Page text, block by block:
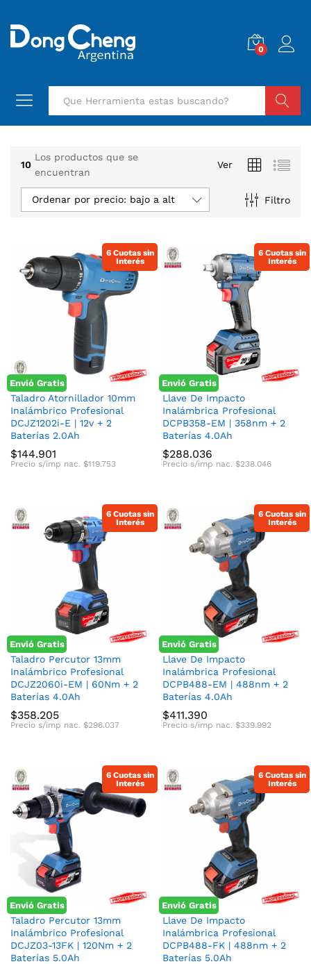
0
10
Los productos que se
encuentran
Ver
Filtro
Ordenar por precio: bajo a alto
6 Cuotas sin
Interés
Envió Gratis
Taladro Atornillador 10mm
Inalámbrico Profesional
DCJZ1202i-E | 12v + 2
Baterías 2.0Ah
$144.901
Precio s/imp nac. $119.753
6 Cuotas sin
Interés
Envió Gratis
Llave De Impacto
Inalámbrica Profesional
DCPB358-EM | 358nm + 2
Baterías 4.0Ah
$288.036
Precio s/imp nac. $238.046
6 Cuotas sin
Interés
Envió Gratis
Taladro Percutor 13mm
Inalámbrico Profesional
DCJZ2060i-EM | 60Nm + 2
Baterías 4.0Ah
$358.205
Precio s/imp nac. $296.037
6 Cuotas sin
Interés
Envió Gratis
Llave De Impacto
Inalámbrica Profesional
DCPB488-EM | 488nm + 2
Baterías 4.0Ah
$411.390
Precio s/imp nac. $339.992
6 Cuotas sin
Interés
Envió Gratis
Taladro Percutor 13mm
Inalámbrico Profesional
DCJZ03-13FK | 120Nm + 2
Baterías 5.0Ah
6 Cuotas sin
Interés
Envió Gratis
Llave De Impacto
Inalámbrica Profesional
DCPB488-FK | 488nm + 2
Baterías 5.0Ah